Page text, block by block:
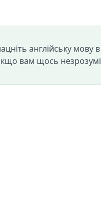
англійську мову
вам щось